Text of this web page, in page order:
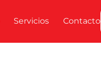
Servicios Contacto